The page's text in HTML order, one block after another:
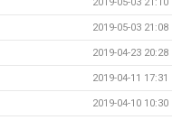
2019-05-03 21:08
2019-04-23 20:28
2019-04-11 17:31
2019-04-10 10:30